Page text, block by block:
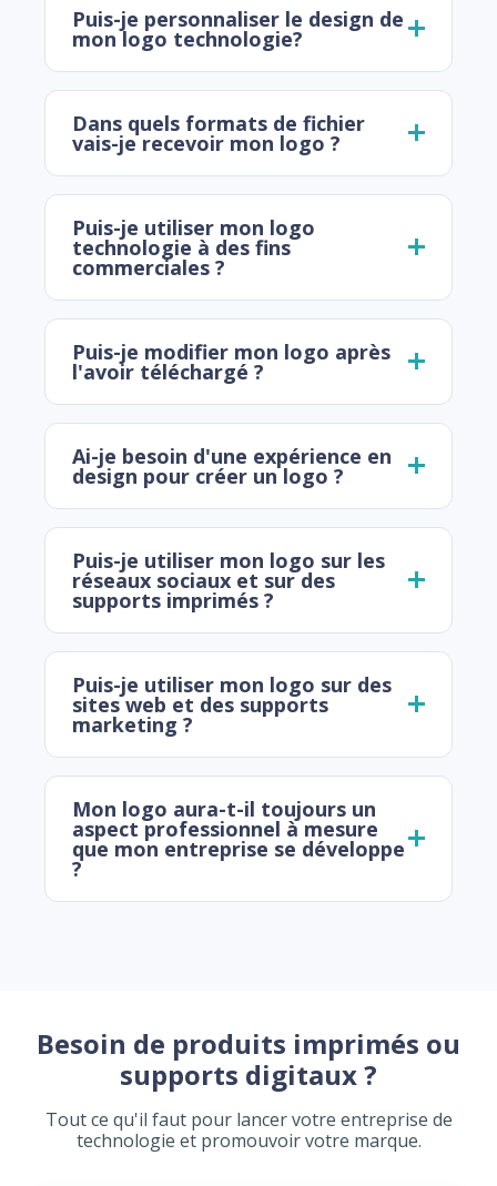
Puis-je personnaliser le design de
mon logo technologie?
Dans quels formats de fichier
vais-je recevoir mon logo ?
Puis-je utiliser mon logo
technologie à des fins
commerciales ?
Puis-je modifier mon logo après
l'avoir téléchargé ?
Ai-je besoin d'une expérience en
design pour créer un logo ?
Puis-je utiliser mon logo sur les
réseaux sociaux et sur des
supports imprimés ?
Puis-je utiliser mon logo sur des
sites web et des supports
marketing ?
Mon logo aura-t-il toujours un
aspect professionnel à mesure
que mon entreprise se développe
?
Besoin de produits imprimés ou
supports digitaux ?
Tout ce qu'il faut pour lancer votre entreprise de
technologie et promouvoir votre marque.